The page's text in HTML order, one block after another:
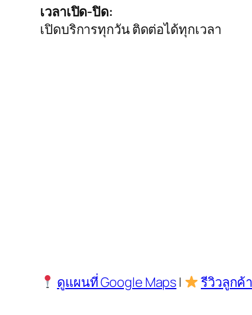
เวลาเปิด-ปิด:
เปิดบริการทุกวัน ติดต่อได้ทุกเวลา
ดูแผนที่ Google Maps | รีวิวลูกค้